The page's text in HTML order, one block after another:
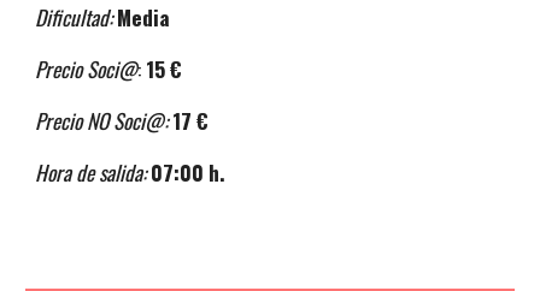
Dificultad:Media
Precio Soci@:15€
Precio NO Soci@:17€
Hora de salida:07:00 h.